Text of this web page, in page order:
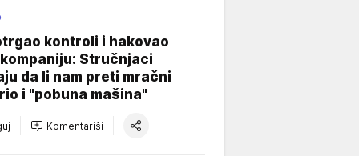
kontroli i hakovao
Stručnjaci
da li nam preti mračni
i "pobuna mašina"
Komentariši